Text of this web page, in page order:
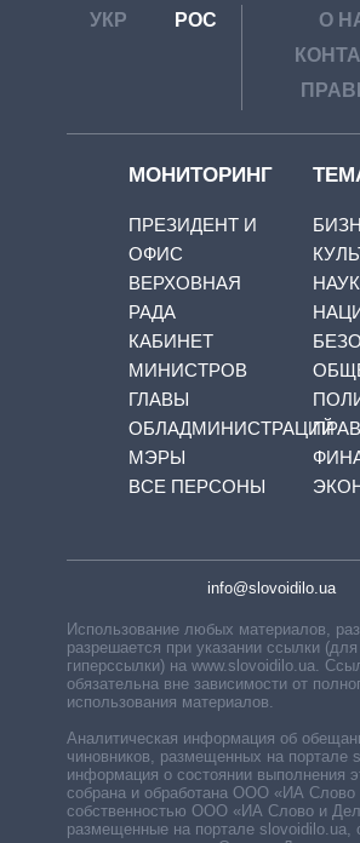
УКР РОС
О
МОНИТОРИНГ
ПРЕЗИДЕНТ И
ОФИС
ВЕРХОВНАЯ
РАДА
КАБИНЕТ
МИНИСТРОВ
ГЛАВЫ
ОБЛАДМИНИСТРАЦИЙ
МЭРЫ
ВСЕ ПЕРСОНЫ
info@slovoidilo.ua
Использование любых материалов,
разрешается при указании ссылки
гиперссылки) на www.slovoidilo.ua.
обязательна вне зависимости от
использования материалов.
Аналитическая информация об
чиновников, размещенных на портале
информация о состоянии выполнения
собрана и обработана ООО «ИА Слово
собственностью ООО «ИА Слово и
размещенные на портале slovoidilo.ua,